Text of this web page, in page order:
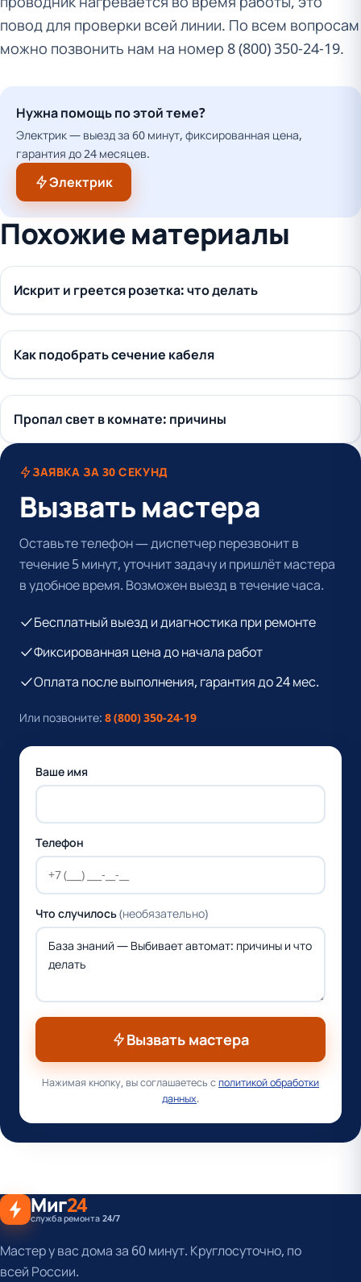
повод для проверки всей линии. По всем вопросам
можно позвонить нам на номер 8 (800) 350-24-19.
Нужна помощь по этой теме?
Электрик — выезд за 60 минут, фиксированная цена,
гарантия до 24 месяцев.
Электрик
Похожие материалы
Искрит и греется розетка: что делать
Как подобрать сечение кабеля
Пропал свет в комнате: причины
ЗАЯВКА ЗА 30 СЕКУНД
Вызвать мастера
Оставьте телефон — диспетчер перезвонит в
течение 5 минут, уточнит задачу и пришлёт мастера
в удобное время. Возможен выезд в течение часа.
Бесплатный выезд и диагностика при ремонте
Фиксированная цена до начала работ
Оплата после выполнения, гарантия до 24 мес.
Или позвоните: 8 (800) 350-24-19
Ваше имя
Телефон
Что случилось(необязательно)
Вызвать мастера
Нажимая кнопку, вы соглашаетесь сполитикой обработки
данных.
Миг24
служба ремонта 24/7
Мастер у вас дома за 60 минут. Круглосуточно, по
всей России.